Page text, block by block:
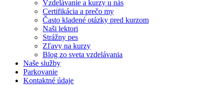
Vzdelávanie a kurzy u nás
Certifikácia a prečo my
Často kladené otázky pred kurzom
Naši lektori
Strážny pes
Zľavy na kurzy
Blog zo sveta vzdelávania
Naše služby
Parkovanie
Kontaktné údaje